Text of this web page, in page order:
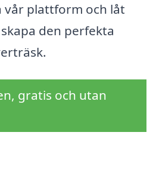
vår plattform och låt
den perfekta
gratis och utan